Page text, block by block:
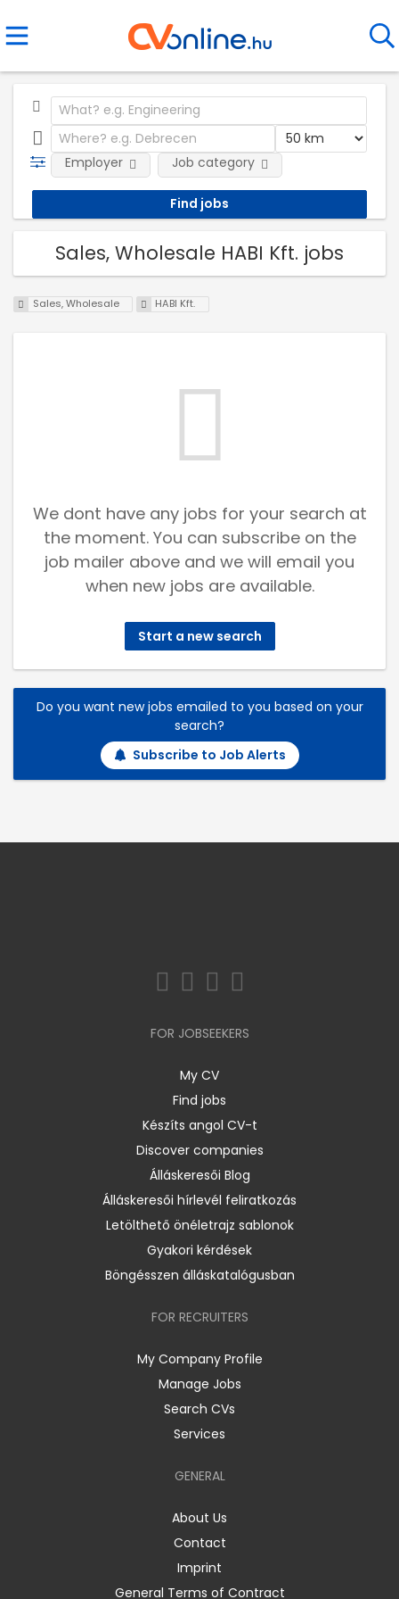
Employer Job category
Sales, Wholesale HABI Kft. jobs
Sales, Wholesale HABI Kft.
We dont have any jobs for your search at
the moment. You can subscribe on the
job mailer above and we will email you
when new jobs are available.
Start a new search
Do you want new jobs emailed to you based on your
search?
Subscribe to Job Alerts
FOR JOBSEEKERS
My CV
Find jobs
Készíts angol CV-t
Discover companies
Álláskeresői Blog
Álláskeresői hírlevél feliratkozás
Letölthető önéletrajz sablonok
Gyakori kérdések
Böngésszen álláskatalógusban
FOR RECRUITERS
My Company Profile
Manage Jobs
Search CVs
Services
GENERAL
About Us
Contact
Imprint
General Terms of Contract